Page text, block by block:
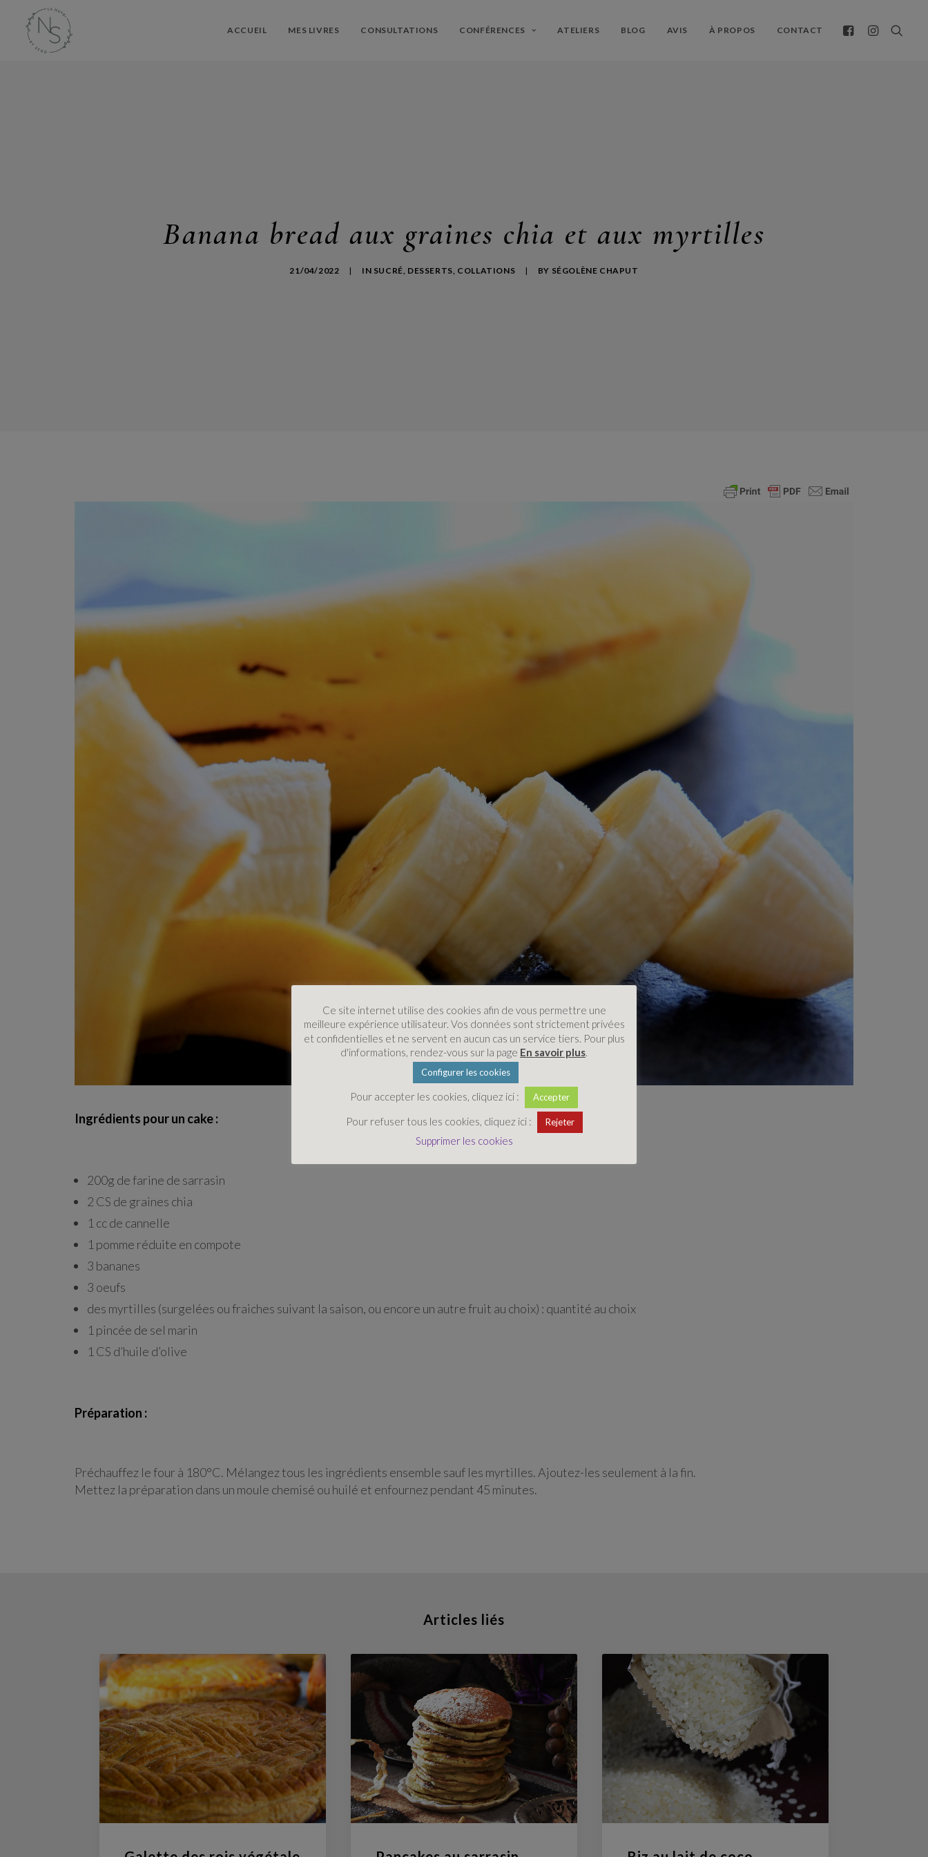
ACCUEIL MES LIVRES CONSULTATIONS CONFÉRENCES ATELIERS BLOG AVIS À PROPOS CONTACT
Banana bread aux graines chia et aux myrtilles
21/04/2022 | IN SUCRÉ, DESSERTS, COLLATIONS | BY SÉGOLÈNE CHAPUT
Ingrédients pour un cake :
200g de farine de sarrasin
2 CS de graines chia
1 cc de cannelle
1 pomme réduite en compote
3 bananes
3 oeufs
des myrtilles (surgelées ou fraiches suivant la saison, ou encore un autre fruit au choix) : quantité au choix
1 pincée de sel marin
1 CS d’huile d’olive
Préparation :
Préchauffez le four à 180°C. Mélangez tous les ingrédients ensemble sauf les myrtilles. Ajoutez-les seulement à la fin.
Mettez la préparation dans un moule chemisé ou huilé et enfournez pendant 45 minutes.
Articles liés
Ce site internet utilise des cookies afin de vous permettre une
meilleure expérience utilisateur. Vos données sont strictement privées
et confidentielles et ne servent en aucun cas un service tiers. Pour plus
d'informations, rendez-vous sur la page En savoir plus.
Configurer les cookies
Pour accepter les cookies, cliquez ici : Accepter
Pour refuser tous les cookies, cliquez ici : Rejeter
Supprimer les cookies